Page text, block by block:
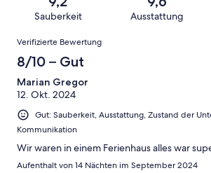
Hervorragend
Gut
Bewertung
Okay
von
Schlecht
Gästebewertungen
haben
eine
von
Ungenügend
Sauberkeit Ausstattung
Bewertungen
Verifizierte Bewertung
8/10 – Gut
Marian Gregor
12. Okt. 2024
Gut: Sauberkeit, Ausstattung, Zustand der
Kommunikation
Wir waren in einem Ferienhaus alles war
Aufenthalt von 14 Nächten im September 2024